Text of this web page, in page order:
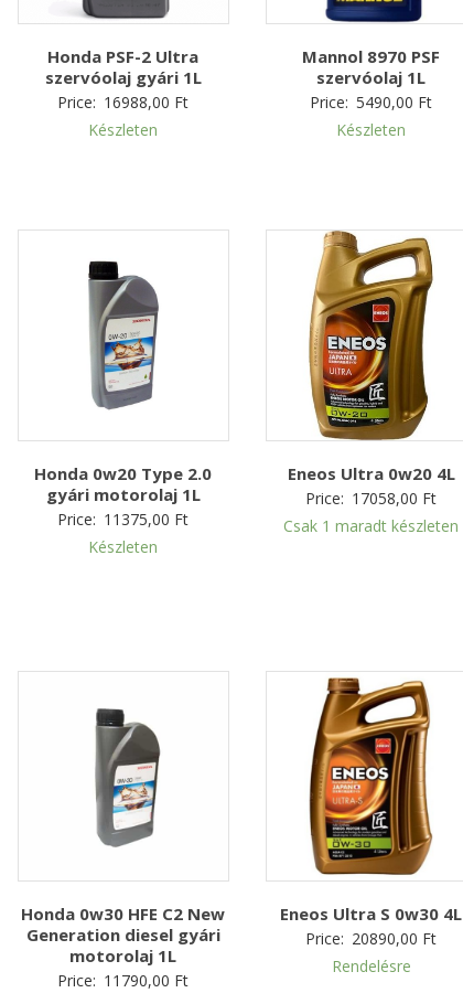
Honda PSF-2 Ultra
szervóolaj gyári 1L
Price: 16988,00 Ft
Készleten
Mannol 8970 PSF
szervóolaj 1L
Price: 5490,00 Ft
Készleten
Honda 0w20 Type 2.0
gyári motorolaj 1L
Price: 11375,00 Ft
Készleten
Eneos Ultra 0w20 4L
Price: 17058,00 Ft
Csak 1 maradt készleten
Honda 0w30 HFE C2 New
Generation diesel gyári
motorolaj 1L
Price: 11790,00 Ft
Eneos Ultra S 0w30 4L
Price: 20890,00 Ft
Rendelésre